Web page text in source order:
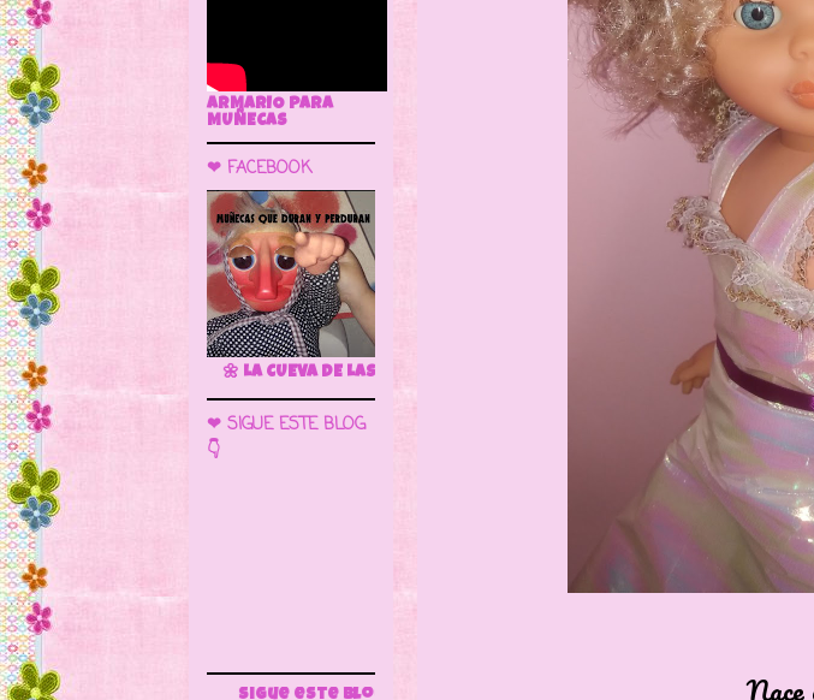
Nace
ARMARIO PARA
MUÑECAS
❤ FACEBOOK
🌼 LA CUEVA DE LAS MUÑECAS
❤ SIGUE ESTE BLOG
👇
Sigue este blog para más información